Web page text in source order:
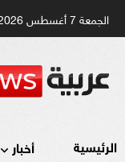
الجمعة 7 أغسطس 2026
الرئيسية أخبار